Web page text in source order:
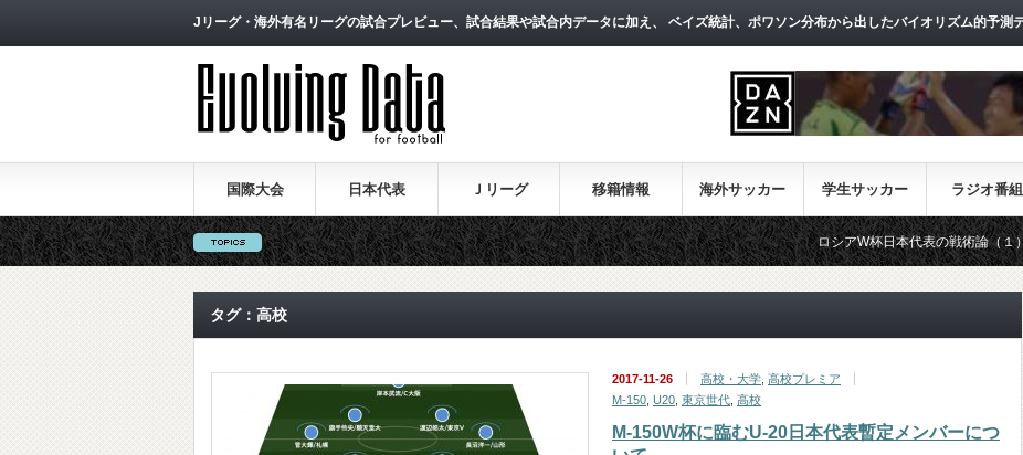
Jリーグ・海外有名リーグの試合プレビュー、試合結果や試合内データに加え、 ベイズ統計、ポワソン分布から出したバイオリズム的予測
国際大会 日本代表 Ｊリーグ 移籍情報 海外サッカー 学生サッカー ラジオ番組
ロシアW杯日本代表の戦術論（１）～西野朗新
タグ：高校
2017-11-26 高校・大学 高校プレミア
M-150 U20 東京世代 高校
M-150W杯に臨むU-20日本代表暫定メンバーにつ